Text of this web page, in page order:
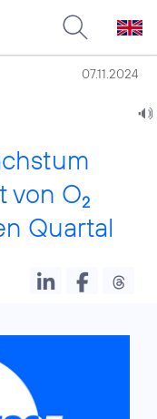
07.11.2024
von O2
Quartal